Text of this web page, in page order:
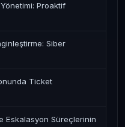
Proaktif
Siber
Ticket
Eskalasyon Süreçlerinin